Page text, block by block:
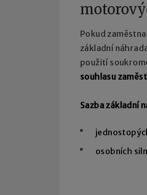
Pokud
základní
použití
souhlasu
Sazba základní
osobních